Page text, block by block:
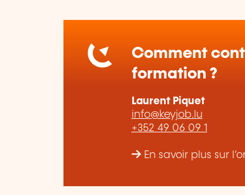
Comment
formation ?
Laurent Piquet
info@keyjob.lu
+352 49 06 09 1
En savoir plus sur